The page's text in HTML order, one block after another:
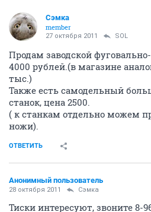
Сэмка
member
27 октября 2011 SOL
Продам заводской
4000 рублей.(в магазине
тыс.)
Также есть самодельный
станок, цена 2500.
( к станкам отдельно можем
ножи).
ОТВЕТИТЬ
Анонимный пользователь
28 октября 2011 Сэмка
Тиски интересуют, звоните 8-